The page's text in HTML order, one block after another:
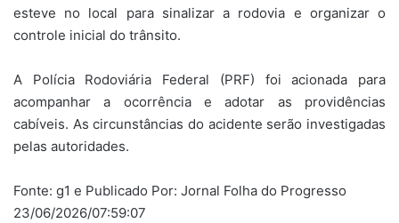
esteve no local para sinalizar a rodovia e organizar o
controle inicial do trânsito.
A Polícia Rodoviária Federal (PRF) foi acionada para
acompanhar a ocorrência e adotar as providências
cabíveis. As circunstâncias do acidente serão investigadas
pelas autoridades.
Fonte: g1 e Publicado Por: Jornal Folha do Progresso
23/06/2026/07:59:07